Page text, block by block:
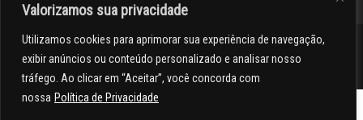
Valorizamos sua privacidade
Utilizamos cookies para aprimorar sua experiência de navegação,
exibir anúncios ou conteúdo personalizado e analisar nosso
tráfego. Ao clicar em “Aceitar”, você concorda com
nossa Política de Privacidade
><(((º> 17